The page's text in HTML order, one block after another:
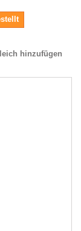
hinzufügen